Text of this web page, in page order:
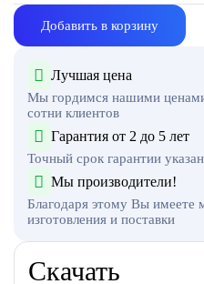
Добавить в корзину
Лучшая цена
Мы гордимся нашими
сотни клиентов
Гарантия от 2 до 5 лет
Точный срок гарантии
Мы производители!
Благодаря этому Вы имеете
изготовления и поставки
Скачать